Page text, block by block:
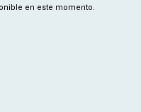
en este momento.